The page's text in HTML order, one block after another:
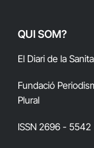
QUI SOM?
El Diari de la
Fundació
Plural
ISSN 2696 - 5542